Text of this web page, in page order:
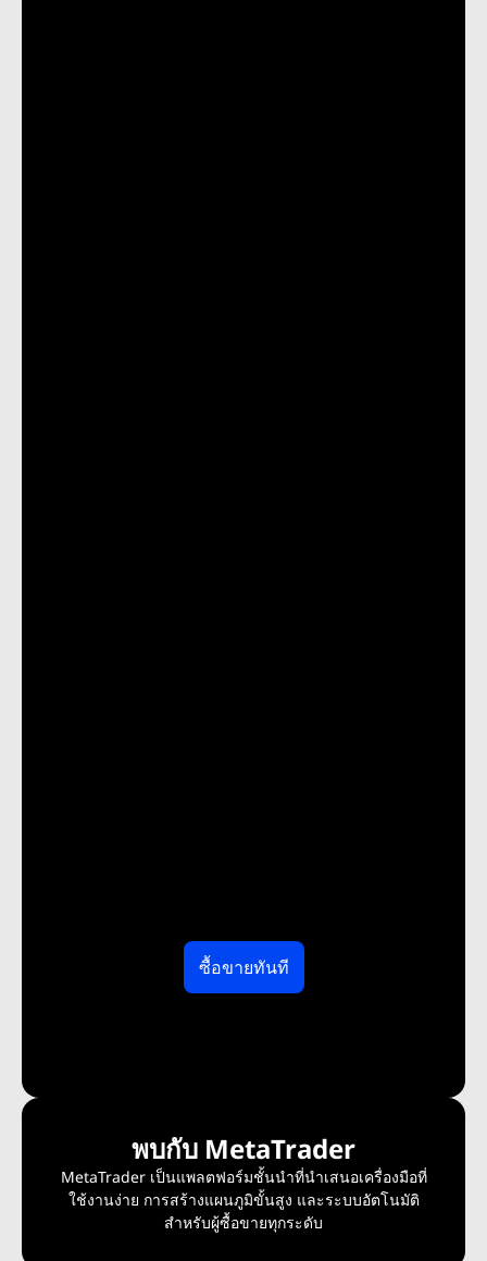
ซื้อขายทันที
พบกับ MetaTrader
MetaTrader เป็นแพลตฟอร์มชั้นนำที่นำเสนอเครื่องมือที่
ใช้งานง่าย การสร้างแผนภูมิขั้นสูง และระบบอัตโนมัติ
สำหรับผู้ซื้อขายทุกระดับ